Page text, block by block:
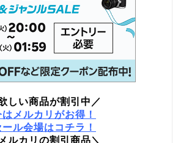
しい商品が割引中／
はメルカリがお得！
ール会場はコチラ！
ルカリの割引商品＼